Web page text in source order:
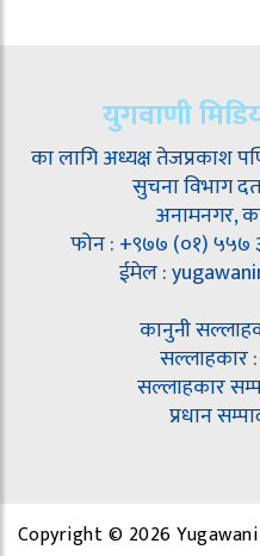
युगवाणी
का लागि अध्यक्ष तेजप्रकाश
सुचना विभाग
अनामनगर,
फोन : +९७७ (०१) ५५७
ईमेल :
कानुनी
सल्लाहकार
सल्लाहकार
प्रधान
Copyright © 2026